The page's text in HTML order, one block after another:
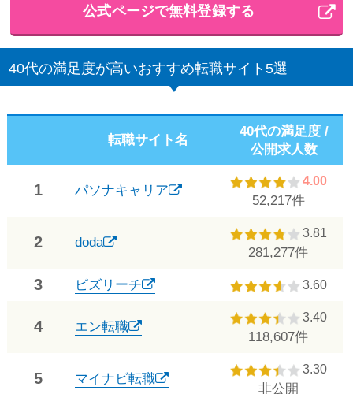
公式ページで無料登録する
40代の満足度が高いおすすめ転職サイト5選
転職サイト名
40代の満足度 /
公開求人数
1 パソナキャリア
4.00
52,217件
2 doda
3.81
281,277件
3 ビズリーチ 3.60
4 エン転職
3.40
118,607件
5 マイナビ転職
3.30
非公開